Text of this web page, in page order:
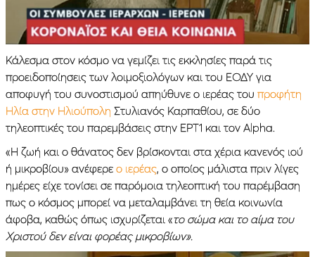
Κάλεσμα στον κόσμο να γεμίζει τις εκκλησίες παρά τις
προειδοποίησεις των λοιμοξιολόγων και του ΕΟΔΥ για
αποφυγή του συνοστισμού απηύθυνε ο ιερέας του προφήτη
Ηλία στην Ηλιούπολη Στυλιανός Καρπαθίου, σε δύο
τηλεοπτικές του παρεμβάσεις στην ΕΡΤ1 και τον Alpha.
«H ζωή και ο θάνατος δεν βρίσκονται στα χέρια κανενός ιού
ή μικροβίου» ανέφερε ο ιερέας, ο οποίος μάλιστα πριν λίγες
ημέρες είχε τονίσει σε παρόμοια τηλεοπτική του παρέμβαση
πως ο κόσμος μπορεί να μεταλαμβάνει τη θεία κοινωνία
άφοβα, καθώς όπως ισχυρίζεται «το σώμα και το αίμα του
Χριστού δεν είναι φορέας μικροβίων».